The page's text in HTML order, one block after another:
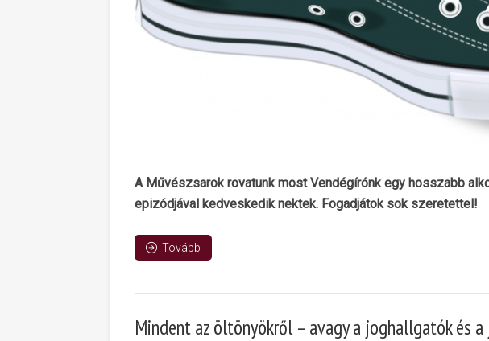
A Művészsarok rovatunk most Vendégírónk egy hosszabb
epizódjával kedveskedik nektek. Fogadjátok sok szeretettel!
Tovább
Mindent az öltönyökről – avagy a joghallgatók és